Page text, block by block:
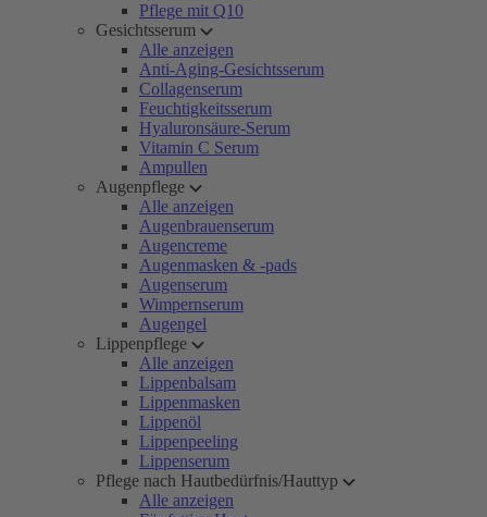
Pflege mit Q10
Gesichtsserum
Alle anzeigen
Anti-Aging-Gesichtsserum
Collagenserum
Feuchtigkeitsserum
Hyaluronsäure-Serum
Vitamin C Serum
Ampullen
Augenpflege
Alle anzeigen
Augenbrauenserum
Augencreme
Augenmasken & -pads
Augenserum
Wimpernserum
Augengel
Lippenpflege
Alle anzeigen
Lippenbalsam
Lippenmasken
Lippenöl
Lippenpeeling
Lippenserum
Pflege nach Hautbedürfnis/Hauttyp
Alle anzeigen